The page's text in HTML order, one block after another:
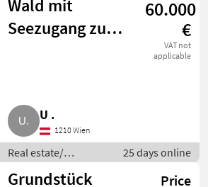
Wald mit
Seezugang zum
60.000
€
VAT not
applicable
U .
1210 Wien
Real estate/
properties / Lands
25 days online
Grundstück
Price